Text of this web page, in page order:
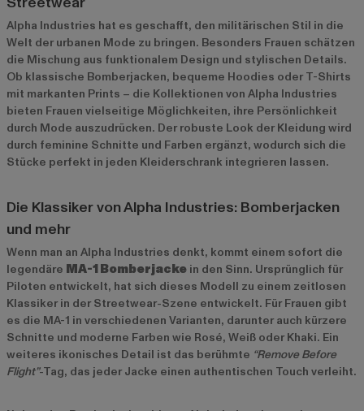
Alpha Industries hat es geschafft, den militärischen Stil in die
Welt der urbanen Mode zu bringen. Besonders Frauen schätzen
die Mischung aus funktionalem Design und stylischen Details.
Ob klassische Bomberjacken, bequeme Hoodies oder T-Shirts
mit markanten Prints – die Kollektionen von Alpha Industries
bieten Frauen vielseitige Möglichkeiten, ihre Persönlichkeit
durch Mode auszudrücken. Der robuste Look der Kleidung wird
durch feminine Schnitte und Farben ergänzt, wodurch sich die
Stücke perfekt in jeden Kleiderschrank integrieren lassen.
Die Klassiker von Alpha Industries: Bomberjacken
und mehr
Wenn man an Alpha Industries denkt, kommt einem sofort die
legendäre MA-1 Bomberjacke in den Sinn. Ursprünglich für
Piloten entwickelt, hat sich dieses Modell zu einem zeitlosen
Klassiker in der Streetwear-Szene entwickelt. Für Frauen gibt
es die MA-1 in verschiedenen Varianten, darunter auch kürzere
Schnitte und moderne Farben wie Rosé, Weiß oder Khaki. Ein
weiteres ikonisches Detail ist das berühmte “Remove Before
Flight”-Tag, das jeder Jacke einen authentischen Touch verleiht.